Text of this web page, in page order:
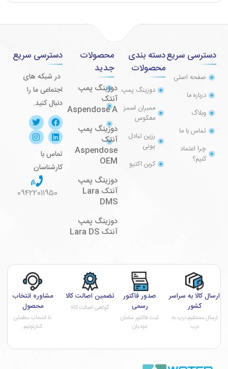
دسترسی سریع
صفحه اصلی
درباره ما
وبلاگ
تماس با ما
چرا اعتماد
کنیم؟
دسته بندی
محصولات
دوزینگ پمپ
ممبران اسمز
معکوس
رزین تبادل
یونی
کربن اکتیو
محصولات
جدید
دوزینگ پمپ
آنتک
Aspendose A
دوزینگ پمپ
آنتک
Aspendose
OEM
دوزینگ پمپ
آنتک Lara
DMS
دوزینگ پمپ
آنتک Lara DS
دسترسی سریع
در شبکه های
اجتماعی ما را
دنبال کنید.
تماس با
کارشناسان
09422011950
ارسال کالا به سراسر
کشور
ارسال مستقیم درب به
درب
صدور فاکتور
رسمی
ثبت فاکتور سامان
مودیان
تضمین اصالت کالا
گواهی اصالت کالا
مشاوره انتخاب
محصول
تا انتخاب مطمئن
کنارتونیم